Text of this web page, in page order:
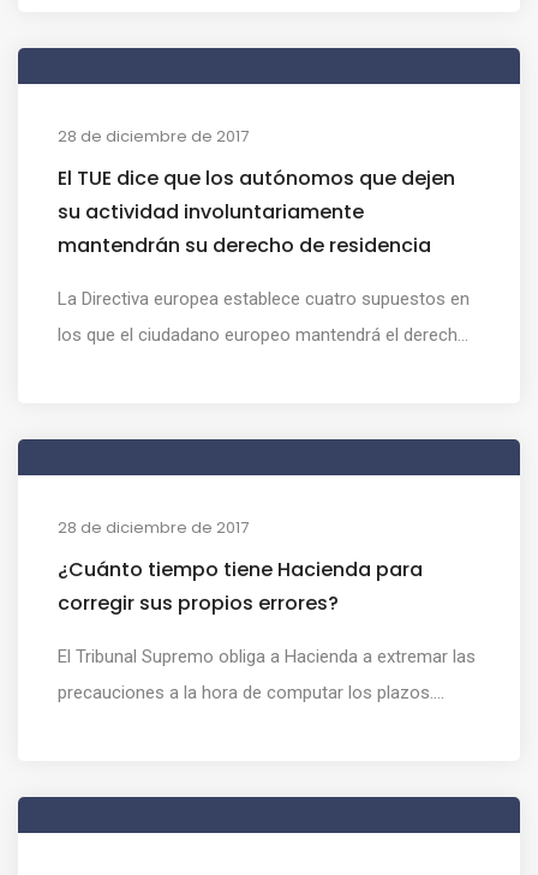
28 de diciembre de 2017
El TUE dice que los autónomos que dejen
su actividad involuntariamente
mantendrán su derecho de residencia
La Directiva europea establece cuatro supuestos en
los que el ciudadano europeo mantendrá el derech...
28 de diciembre de 2017
¿Cuánto tiempo tiene Hacienda para
corregir sus propios errores?
El Tribunal Supremo obliga a Hacienda a extremar las
precauciones a la hora de computar los plazos....